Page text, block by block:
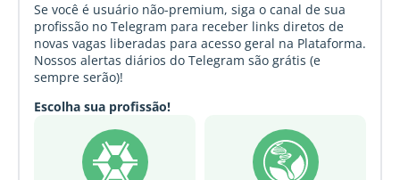
Se você é usuário não-premium, siga o canal de sua
profissão no Telegram para receber links diretos de
novas vagas liberadas para acesso geral na Plataforma.
Nossos alertas diários do Telegram são grátis (e
sempre serão)!
Escolha sua profissão!